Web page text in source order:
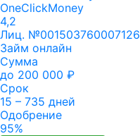
OneClickMoney
4,2
Лиц. №001503760007126
Займ онлайн
Сумма
до 200 000 ₽
Срок
15 – 735 дней
Одобрение
95%